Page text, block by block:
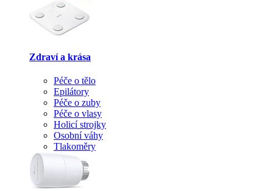
Zdraví a krása
Péče o tělo
Epilátory
Péče o zuby
Péče o vlasy
Holicí strojky
Osobní váhy
Tlakoměry